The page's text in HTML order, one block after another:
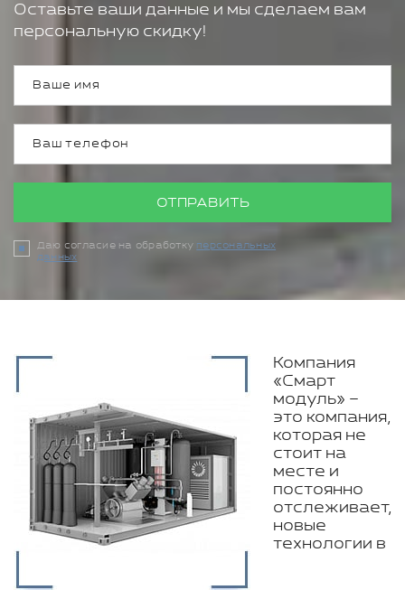
Оставьте ваши данные и мы сделаем вам
персональную скидку!
ОТПРАВИТЬ
Даю согласие на обработку персональных
данных
Компания
«Смарт
модуль» –
это компания,
которая не
стоит на
месте и
постоянно
отслеживает,
новые
технологии в